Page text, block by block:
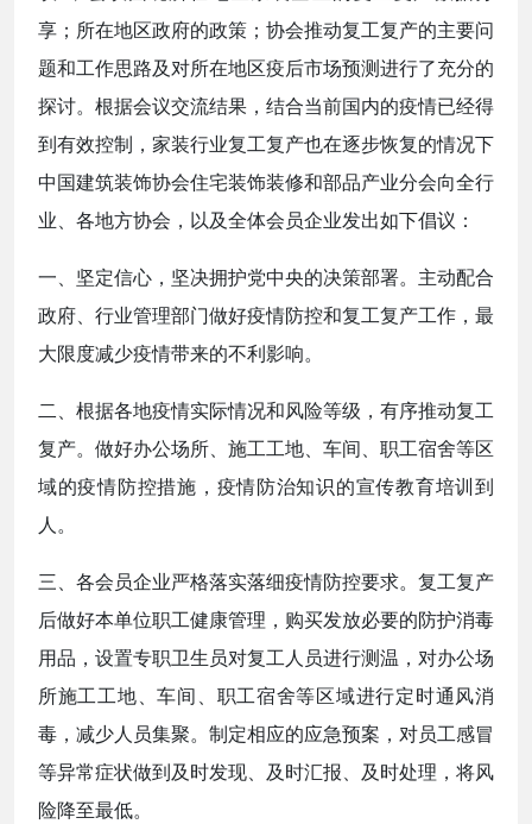
享；所在地区政府的政策；协会推动复工复产的主要问
题和工作思路及对所在地区疫后市场预测进行了充分的
探讨。根据会议交流结果，结合当前国内的疫情已经得
到有效控制，家装行业复工复产也在逐步恢复的情况下
中国建筑装饰协会住宅装饰装修和部品产业分会向全行
业、各地方协会，以及全体会员企业发出如下倡议：
一、坚定信心，坚决拥护党中央的决策部署。主动配合
政府、行业管理部门做好疫情防控和复工复产工作，最
大限度减少疫情带来的不利影响。
二、根据各地疫情实际情况和风险等级，有序推动复工
复产。做好办公场所、施工工地、车间、职工宿舍等区
域的疫情防控措施，疫情防治知识的宣传教育培训到
人。
三、各会员企业严格落实落细疫情防控要求。复工复产
后做好本单位职工健康管理，购买发放必要的防护消毒
用品，设置专职卫生员对复工人员进行测温，对办公场
所施工工地、车间、职工宿舍等区域进行定时通风消
毒，减少人员集聚。制定相应的应急预案，对员工感冒
等异常症状做到及时发现、及时汇报、及时处理，将风
险降至最低。